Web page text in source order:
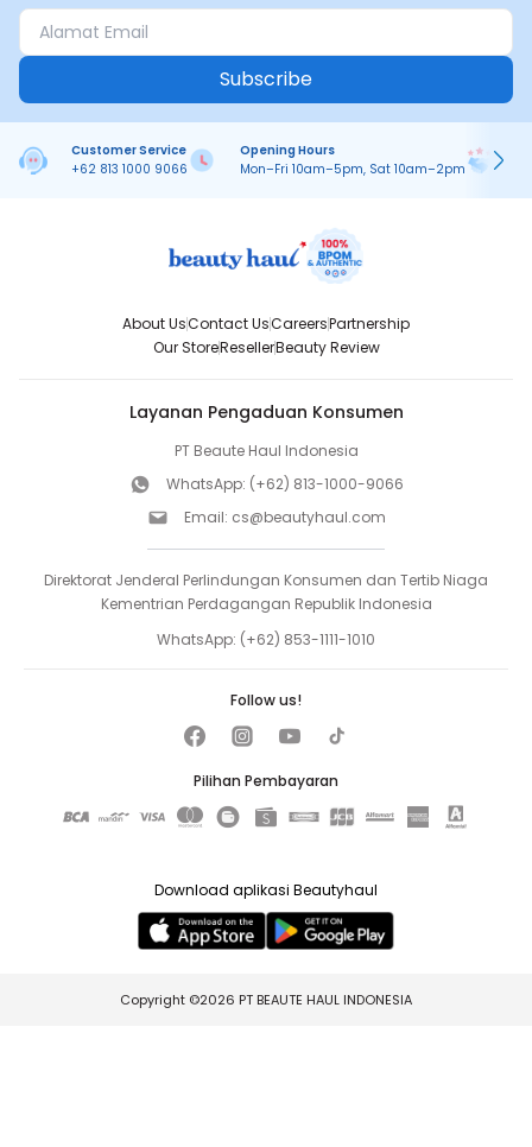
Subscribe
Customer Service
+62 813 1000 9066
Opening Hours
Mon–Fri 10am–5pm, Sat 10am–2pm
About UsContact UsCareersPartnership
Our StoreResellerBeauty Review
Layanan Pengaduan Konsumen
PT Beaute Haul Indonesia
WhatsApp: (+62) 813-1000-9066
Email: cs@beautyhaul.com
Direktorat Jenderal Perlindungan Konsumen dan Tertib Niaga
Kementrian Perdagangan Republik Indonesia
WhatsApp: (+62) 853-1111-1010
Pilihan Pembayaran
Follow us!
Download aplikasi Beautyhaul
Copyright ©2026 PT BEAUTE HAUL INDONESIA